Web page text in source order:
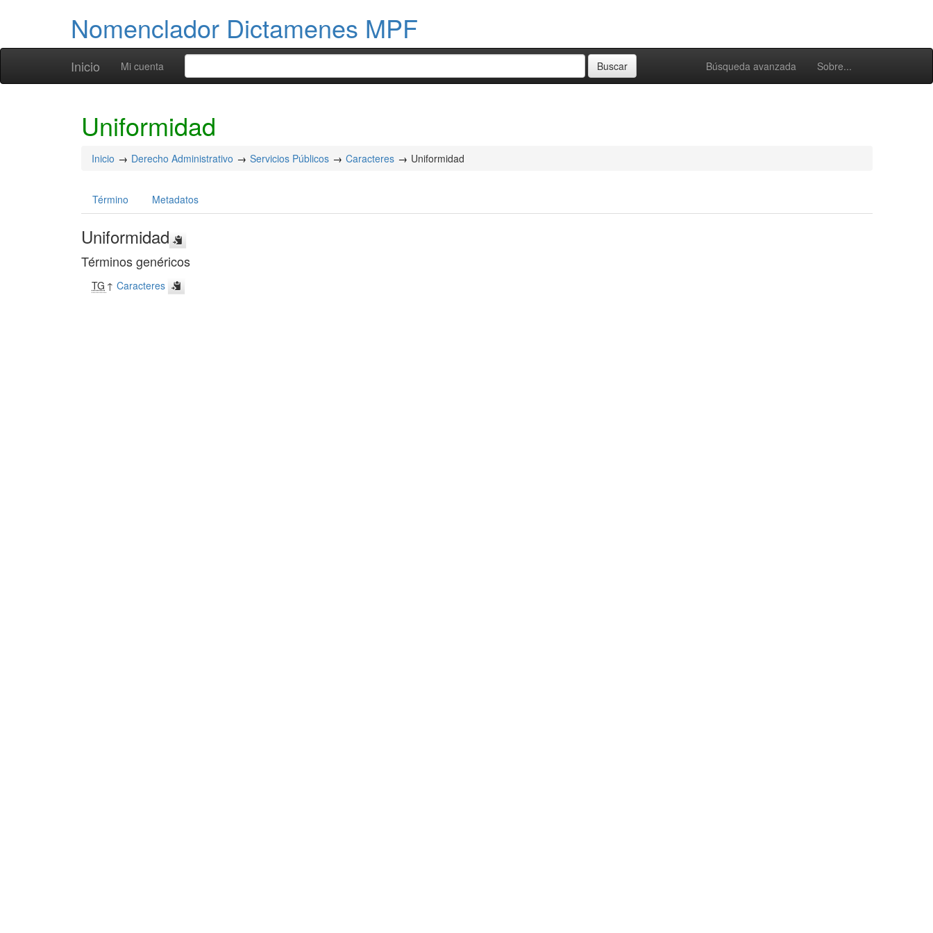
Nomenclador Dictamenes MPF
Inicio Búsqueda avanzada Sobre...
Mi cuenta
Uniformidad
Inicio Derecho Administrativo Servicios Públicos Caracteres Uniformidad
Término Metadatos
Uniformidad
Términos genéricos
TG ↑Caracteres